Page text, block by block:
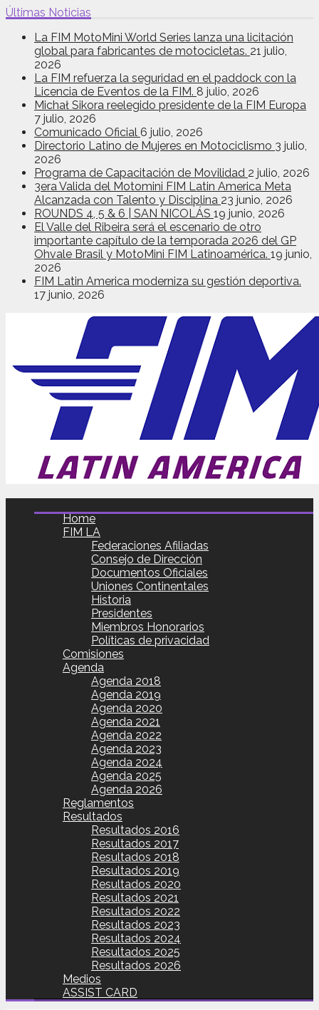
Últimas Noticias
La FIM MotoMini World Series lanza una licitación
global para fabricantes de motocicletas. 21 julio,
2026
La FIM refuerza la seguridad en el paddock con la
Licencia de Eventos de la FIM. 8 julio, 2026
Michał Sikora reelegido presidente de la FIM Europa
7 julio, 2026
Comunicado Oficial 6 julio, 2026
Directorio Latino de Mujeres en Motociclismo 3 julio,
2026
Programa de Capacitación de Movilidad 2 julio, 2026
3era Valida del Motomini FIM Latin America Meta
Alcanzada con Talento y Disciplina 23 junio, 2026
ROUNDS 4, 5 & 6 | SAN NICOLÁS 19 junio, 2026
El Valle del Ribeira será el escenario de otro
importante capítulo de la temporada 2026 del GP
Ohvale Brasil y MotoMini FIM Latinoamérica. 19 junio,
2026
FIM Latin America moderniza su gestión deportiva.
17 junio, 2026
Home
FIM LA
Federaciones Afiliadas
Consejo de Dirección
Documentos Oficiales
Uniones Continentales
Historia
Presidentes
Miembros Honorarios
Políticas de privacidad
Comisiones
Agenda
Agenda 2018
Agenda 2019
Agenda 2020
Agenda 2021
Agenda 2022
Agenda 2023
Agenda 2024
Agenda 2025
Agenda 2026
Reglamentos
Resultados
Resultados 2016
Resultados 2017
Resultados 2018
Resultados 2019
Resultados 2020
Resultados 2021
Resultados 2022
Resultados 2023
Resultados 2024
Resultados 2025
Resultados 2026
Medios
ASSIST CARD